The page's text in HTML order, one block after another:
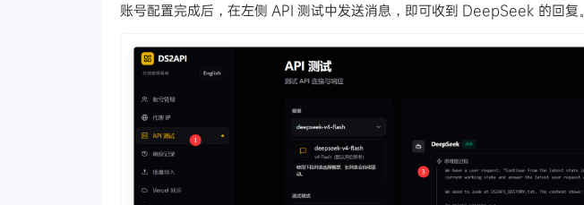
账号配置完成后，在左侧 API 测试中发送消息，即可收到 DeepSeek 的回复。